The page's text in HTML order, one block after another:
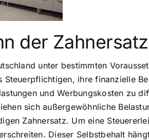
der
unter bestimmten
Steuerpflichtigen, ihre finanzielle
und Werbungskosten zu
sich außergewöhnliche
Zahnersatz. Um eine
Dieser Selbstbehalt